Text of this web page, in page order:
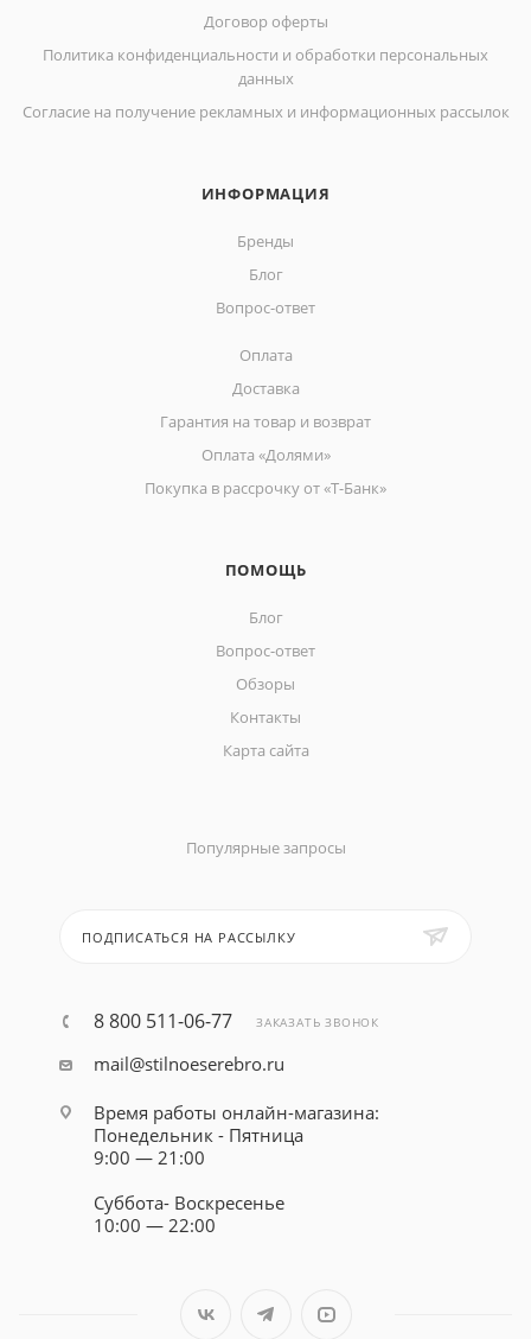
Договор оферты
Политика конфиденциальности и обработки персональных
данных
Согласие на получение рекламных и информационных рассылок
ИНФОРМАЦИЯ
Бренды
Блог
Вопрос-ответ
Оплата
Доставка
Гарантия на товар и возврат
Оплата «Долями»
Покупка в рассрочку от «Т-Банк»
ПОМОЩЬ
Блог
Вопрос-ответ
Обзоры
Контакты
Карта сайта
Популярные запросы
ПОДПИСАТЬСЯ НА РАССЫЛКУ
8 800 511-06-77 ЗАКАЗАТЬ ЗВОНОК
mail@stilnoeserebro.ru
Время работы онлайн-магазина:
Понедельник - Пятница
9:00 — 21:00
Суббота- Воскресенье
10:00 — 22:00